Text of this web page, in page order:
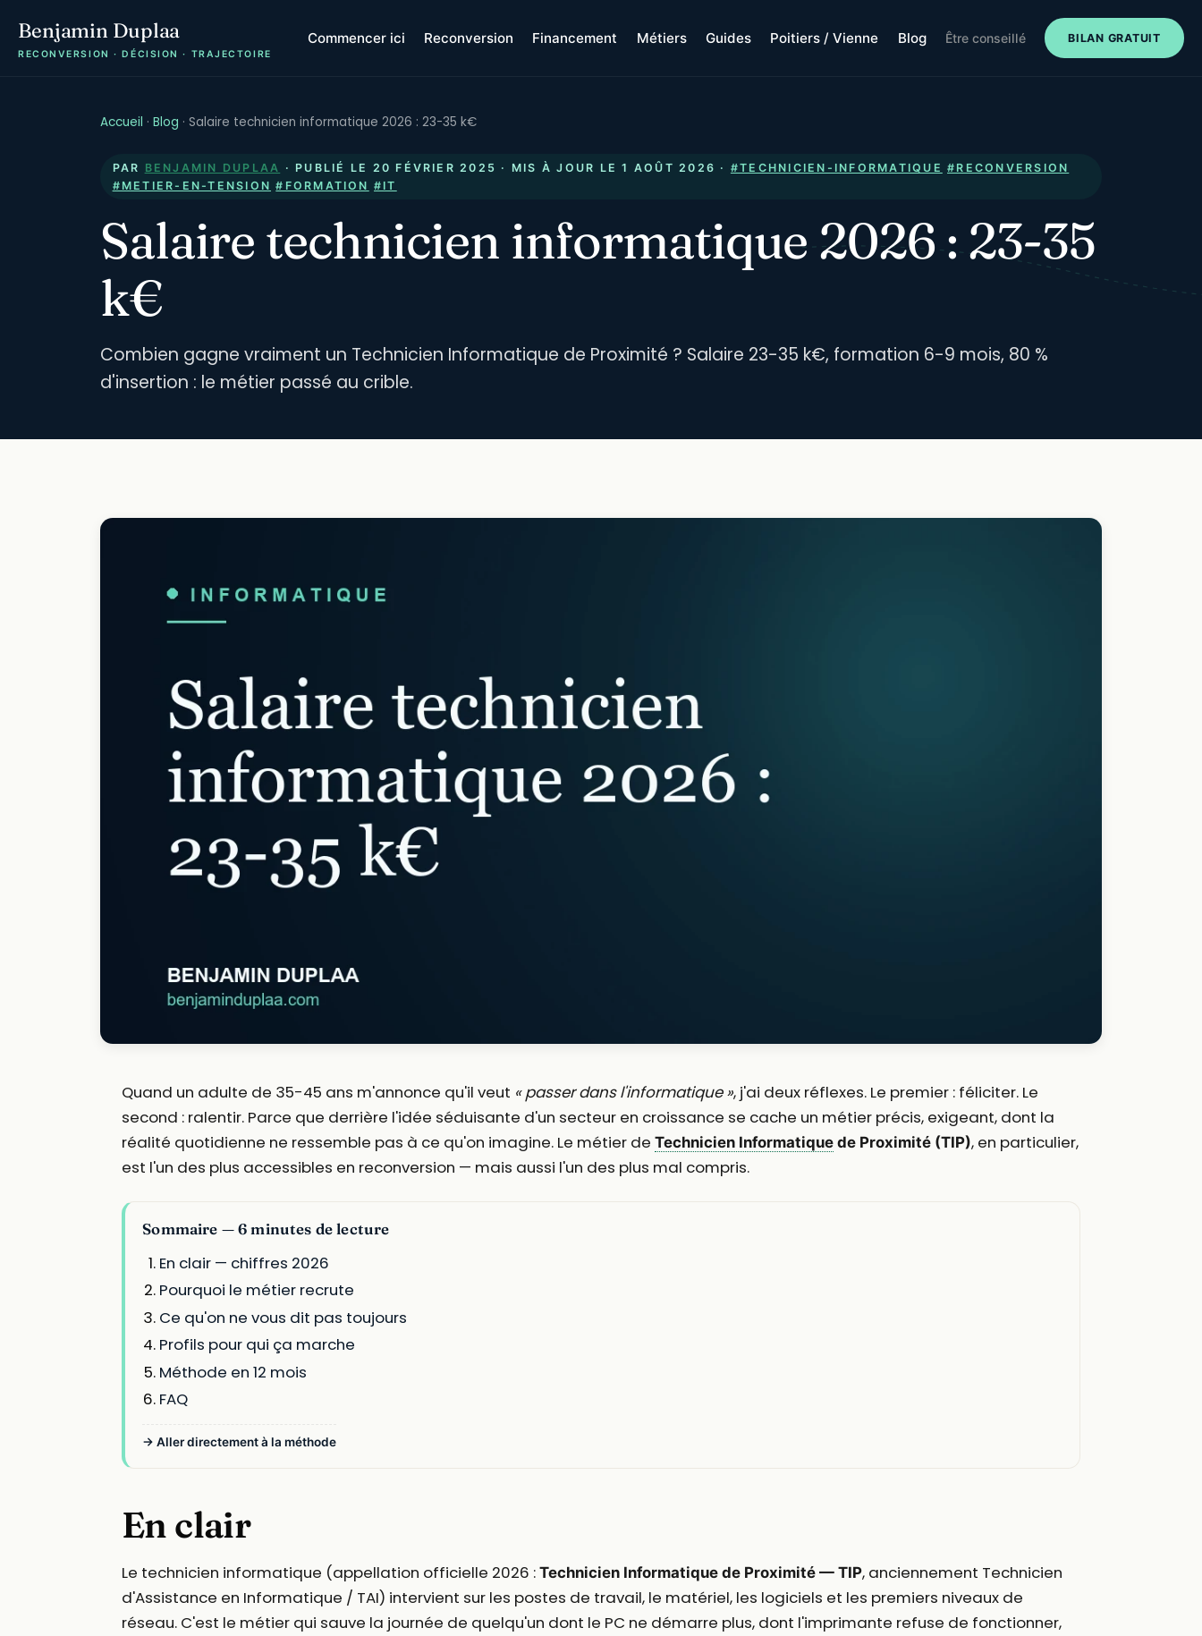
Benjamin Duplaa
RECONVERSION · DÉCISION · TRAJECTOIRE
Commencer ici Reconversion Financement Métiers Guides Poitiers / Vienne Blog Être conseillé BILAN GRATUIT
Accueil · Blog · Salaire technicien informatique 2026 : 23-35 k€
PAR BENJAMIN DUPLAA · PUBLIÉ LE 20 FÉVRIER 2025 · MIS À JOUR LE1 AOÛT 2026 · #TECHNICIEN-INFORMATIQUE #RECONVERSION
#METIER-EN-TENSION #FORMATION #IT
Salaire technicien informatique 2026 : 23-35
k€
Combien gagne vraiment un Technicien Informatique de Proximité ? Salaire 23-35 k€, formation 6-9 mois, 80 %
d'insertion : le métier passé au crible.
Quand un adulte de 35-45 ans m'annonce qu'il veut « passer dans l'informatique », j'ai deux réflexes. Le premier : féliciter. Le
second : ralentir. Parce que derrière l'idée séduisante d'un secteur en croissance se cache un métier précis, exigeant, dont la
réalité quotidienne ne ressemble pas à ce qu'on imagine. Le métier de Technicien Informatique de Proximité (TIP), en particulier,
est l'un des plus accessibles en reconversion — mais aussi l'un des plus mal compris.
Sommaire — 6 minutes de lecture
En clair — chiffres 2026
Pourquoi le métier recrute
Ce qu'on ne vous dit pas toujours
Profils pour qui ça marche
Méthode en 12 mois
FAQ
→ Aller directement à la méthode
En clair
Le technicien informatique (appellation officielle 2026 : Technicien Informatique de Proximité — TIP, anciennement Technicien
d'Assistance en Informatique / TAI) intervient sur les postes de travail, le matériel, les logiciels et les premiers niveaux de
réseau. C'est le métier qui sauve la journée de quelqu'un dont le PC ne démarre plus, dont l'imprimante refuse de fonctionner,